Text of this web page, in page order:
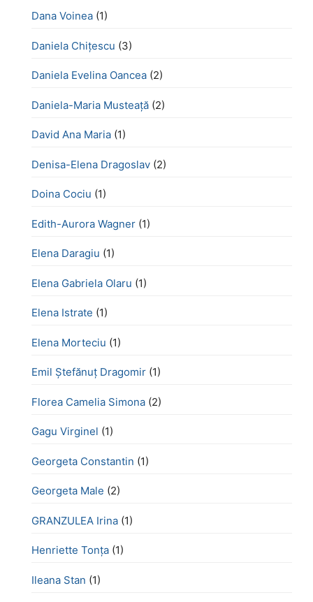
Dana Voinea (1)
Daniela Chițescu (3)
Daniela Evelina Oancea (2)
Daniela-Maria Musteață (2)
David Ana Maria (1)
Denisa-Elena Dragoslav (2)
Doina Cociu (1)
Edith-Aurora Wagner (1)
Elena Daragiu (1)
Elena Gabriela Olaru (1)
Elena Istrate (1)
Elena Morteciu (1)
Emil Ștefănuț Dragomir (1)
Florea Camelia Simona (2)
Gagu Virginel (1)
Georgeta Constantin (1)
Georgeta Male (2)
GRANZULEA Irina (1)
Henriette Tonţa (1)
Ileana Stan (1)